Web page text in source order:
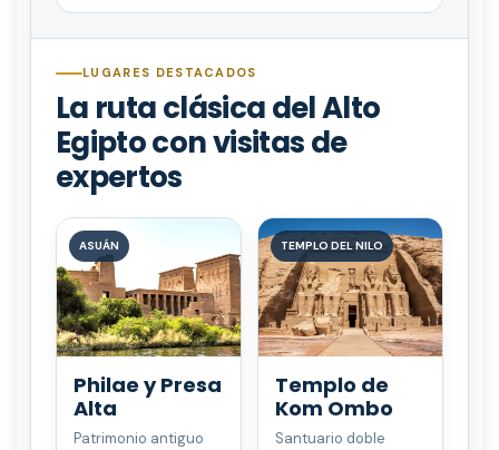
LUGARES DESTACADOS
La ruta clásica del Alto
Egipto con visitas de
expertos
ASUÁN
Philae y Presa
Alta
Patrimonio antiguo
TEMPLO DEL NILO
Templo de
Kom Ombo
Santuario doble